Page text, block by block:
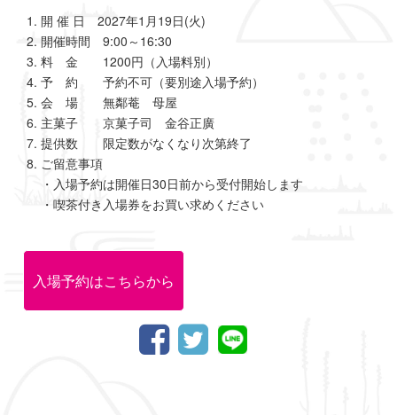
開 催 日 2027年1月19日(火)
開催時間 9:00～16:30
料 金 1200円（入場料別）
予 約 予約不可（要別途入場予約）
会 場 無鄰菴 母屋
主菓子 京菓子司 金谷正廣
提供数 限定数がなくなり次第終了
ご留意事項
・入場予約は開催日30日前から受付開始します
・喫茶付き入場券をお買い求めください
入場予約はこちらから